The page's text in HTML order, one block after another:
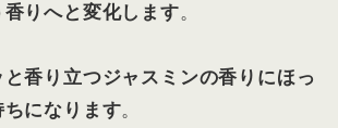
りへと変化します。
と香り立つジャスミンの香りにほっ
になります。